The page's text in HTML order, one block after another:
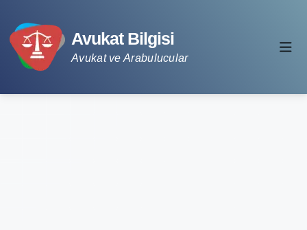
Avukat Bilgisi
Avukat ve Arabulucular